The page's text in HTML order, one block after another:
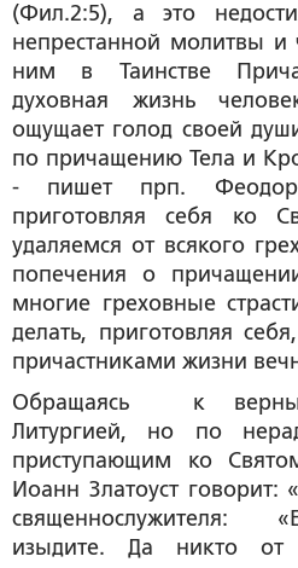
(Фил.2:5), а это
непрестанной молитвы и
ним в Таинстве
духовная жизнь
ощущает голод своей
по причащению Тела и
- пишет прп. Феодор
приготовляя себя ко
удаляемся от всякого
попечения о
многие греховные
делать, приготовляя
причастниками жизни
Обращаясь к
Литургией, но по
приступающим ко
Иоанн Златоуст говорит:
священнослужителя:
изыдите. Да никто от